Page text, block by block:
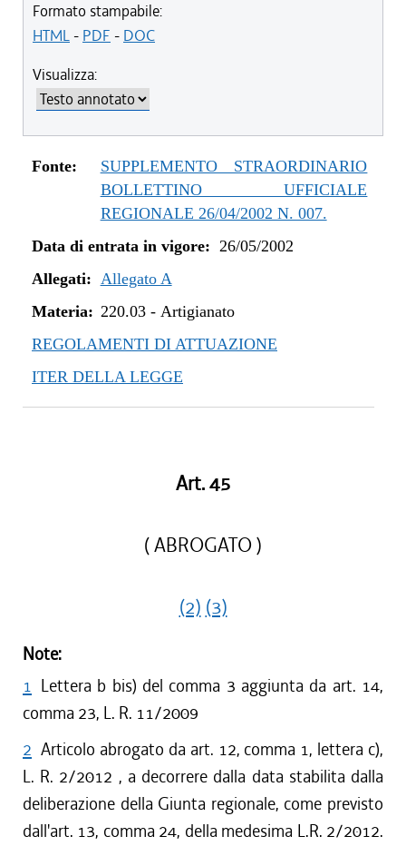
Formato stampabile:
HTML- PDF - DOC
Visualizza:
Fonte:
SUPPLEMENTO STRAORDINARIO
BOLLETTINO UFFICIALE
REGIONALE 26/04/2002 N. 007.
Data di entrata in vigore: 26/05/2002
Allegati: Allegato A
Materia: 220.03- Artigianato
REGOLAMENTI DI ATTUAZIONE
ITER DELLA LEGGE
Art. 45
( ABROGATO )
(2) (3)
Note:
1 Lettera b bis) del comma 3 aggiunta da art. 14,
comma 23, L. R. 11/2009
2 Articolo abrogato da art. 12, comma 1, lettera c),
L. R. 2/2012 , a decorrere dalla data stabilita dalla
deliberazione della Giunta regionale, come previsto
dall'art. 13, comma 24, della medesima L.R. 2/2012.